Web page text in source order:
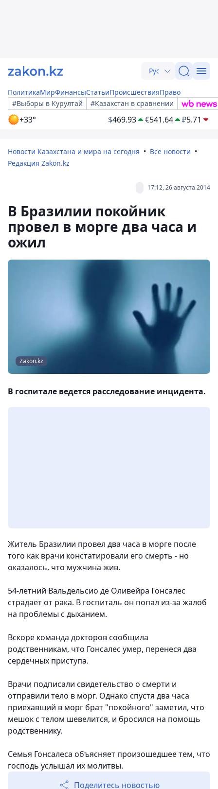
Рус
ПолитикаМирФинансыСтатьиПроисшествияПраво
#Выборы в Курултай
#Казахстан в сравнении
+33° $469.93 €541.64 ₽5.71
Новости Казахстана и мира на сегодня
Все новости
Редакция Zakon.kz
17:12, 26 августа 2014
В Бразилии покойник
провел в морге два часа и
ожил
Zakon.kz
В госпитале ведется расследование инцидента.
Житель Бразилии провел два часа в морге после
того как врачи констатировали его смерть - но
оказалось, что мужчина жив.
54-летний Вальдельсио де Оливейра Гонсалес
страдает от рака. В госпиталь он попал из-за жалоб
на проблемы с дыханием.
Вскоре команда докторов сообщила
родственникам, что Гонсалес умер, перенеся два
сердечных приступа.
Врачи подписали свидетельство о смерти и
отправили тело в морг. Однако спустя два часа
приехавший в морг брат "покойного" заметил, что
мешок с телом шевелится, и бросился на помощь
родственнику.
Семья Гонсалеса объясняет произошедшее тем, что
господь услышал их молитвы.
Поделитесь новостью